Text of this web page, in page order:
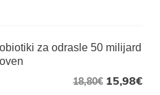
za odrasle 50 milijard
15,98€
18,80€